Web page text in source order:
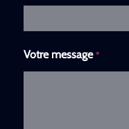
Votre message*